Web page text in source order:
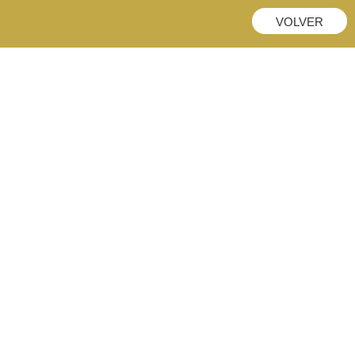
VOLVER